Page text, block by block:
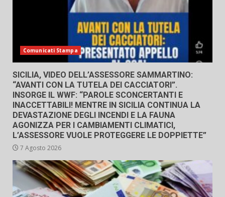
Comunicati Stampa
SICILIA, VIDEO DELL’ASSESSORE SAMMARTINO:
“AVANTI CON LA TUTELA DEI CACCIATORI”.
INSORGE IL WWF: “PAROLE SCONCERTANTI E
INACCETTABILI! MENTRE IN SICILIA CONTINUA LA
DEVASTAZIONE DEGLI INCENDI E LA FAUNA
AGONIZZA PER I CAMBIAMENTI CLIMATICI,
L’ASSESSORE VUOLE PROTEGGERE LE DOPPIETTE”
7 Agosto 2026